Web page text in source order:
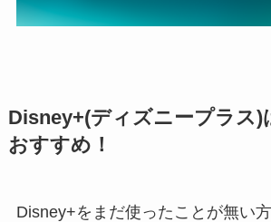
Disney+(ディズニープラス)
おすすめ！
Disney+をまだ使ったことが無い